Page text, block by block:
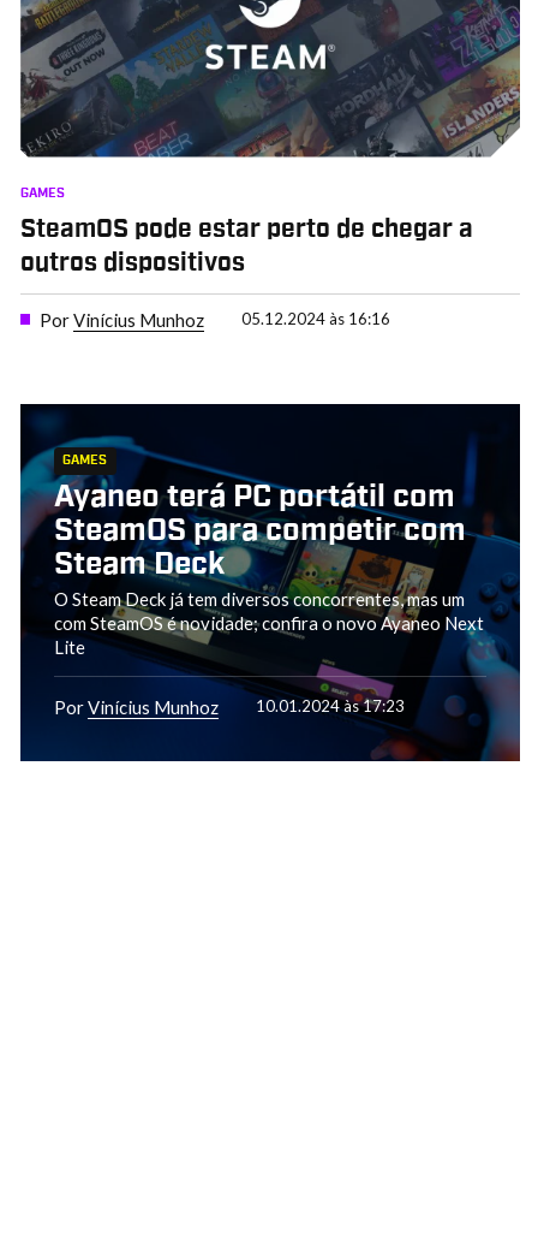
GAMES
SteamOS pode estar perto de chegar a
outros dispositivos
PorVinícius Munhoz 05.12.2024 às 16:16
GAMES
Ayaneo terá PC portátil com
SteamOS para competir com
Steam Deck
O Steam Deck já tem diversos concorrentes, mas um
com SteamOS é novidade; confira o novo Ayaneo Next
Lite
PorVinícius Munhoz 10.01.2024 às 17:23